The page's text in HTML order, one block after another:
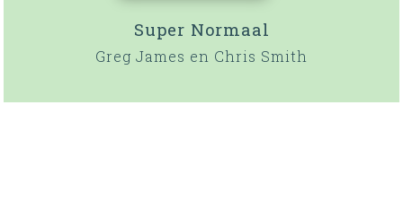
Super Normaal
Greg James en Chris Smith